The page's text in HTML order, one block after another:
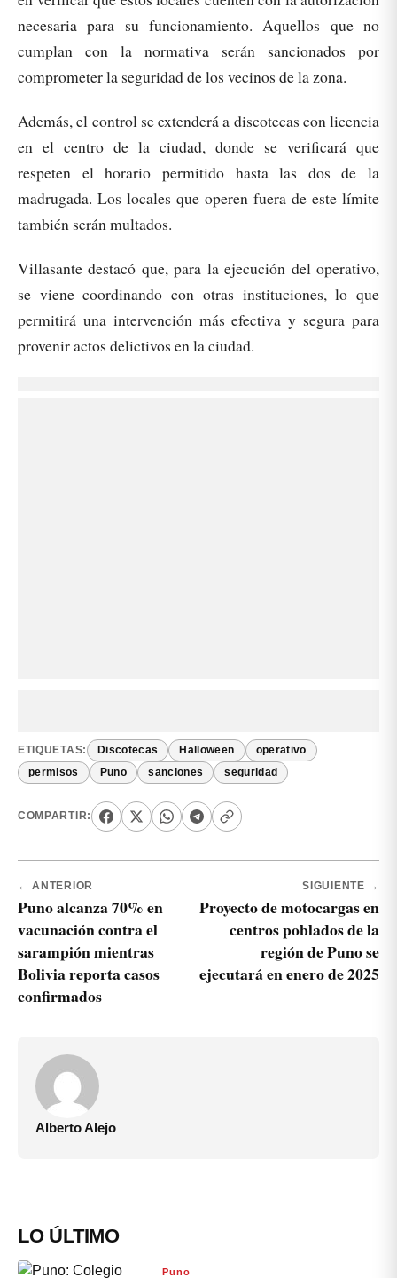
necesaria para su funcionamiento. Aquellos que no
cumplan con la normativa serán sancionados por
comprometer la seguridad de los vecinos de la zona.
Además, el control se extenderá a discotecas con licencia
en el centro de la ciudad, donde se verificará que
respeten el horario permitido hasta las dos de la
madrugada. Los locales que operen fuera de este límite
también serán multados.
Villasante destacó que, para la ejecución del operativo,
se viene coordinando con otras instituciones, lo que
permitirá una intervención más efectiva y segura para
provenir actos delictivos en la ciudad.
ETIQUETAS: Discotecas Halloween operativo
permisos Puno sanciones seguridad
COMPARTIR:
← ANTERIOR
Puno alcanza 70% en
vacunación contra el
sarampión mientras
Bolivia reporta casos
confirmados
SIGUIENTE →
Proyecto de motocargas en
centros poblados de la
región de Puno se
ejecutará en enero de 2025
Alberto Alejo
LO ÚLTIMO
Puno